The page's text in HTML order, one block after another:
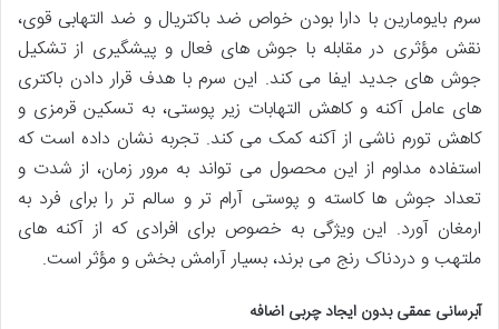
سرم بایومارین با دارا بودن خواص ضد باکتریال و ضد التهابی قوی،
نقش مؤثری در مقابله با جوش های فعال و پیشگیری از تشکیل
جوش های جدید ایفا می کند. این سرم با هدف قرار دادن باکتری
های عامل آکنه و کاهش التهابات زیر پوستی، به تسکین قرمزی و
کاهش تورم ناشی از آکنه کمک می کند. تجربه نشان داده است که
استفاده مداوم از این محصول می تواند به مرور زمان، از شدت و
تعداد جوش ها کاسته و پوستی آرام تر و سالم تر را برای فرد به
ارمغان آورد. این ویژگی به خصوص برای افرادی که از آکنه های
ملتهب و دردناک رنج می برند، بسیار آرامش بخش و مؤثر است.
آبرسانی عمقی بدون ایجاد چربی اضافه